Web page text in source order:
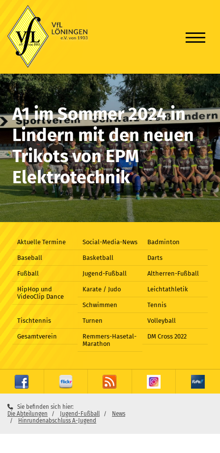
A1 im Sommer 2024 in
Lindern mit den neuen
Trikots von EPM
Elektrotechnik
Aktuelle Termine Social-Media-News Badminton
Baseball Basketball Darts
Fußball Jugend-Fußball Altherren-Fußball
HipHop und
VideoClip Dance
Karate / Judo Leichtathletik
Schwimmen Tennis
Tischtennis Turnen Volleyball
Gesamtverein
Remmers-Hasetal-
Marathon
DM Cross 2022
Sie befinden sich hier:
Die Abteilungen
Jugend-Fußball
News
Hinrundenabschluss A-Jugend